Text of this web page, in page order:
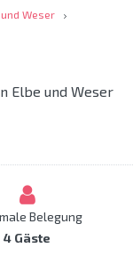
Weser
Elbe und Weser
Belegung
4 Gäste